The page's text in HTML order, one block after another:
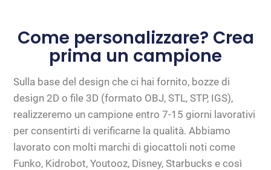
Come personalizzare? Crea
prima un campione
Sulla base del design che ci hai fornito, bozze di
design 2D o file 3D (formato OBJ, STL, STP, IGS),
realizzeremo un campione entro 7-15 giorni lavorativi
per consentirti di verificarne la qualità. Abbiamo
lavorato con molti marchi di giocattoli noti come
Funko, Kidrobot, Youtooz, Disney, Starbucks e così